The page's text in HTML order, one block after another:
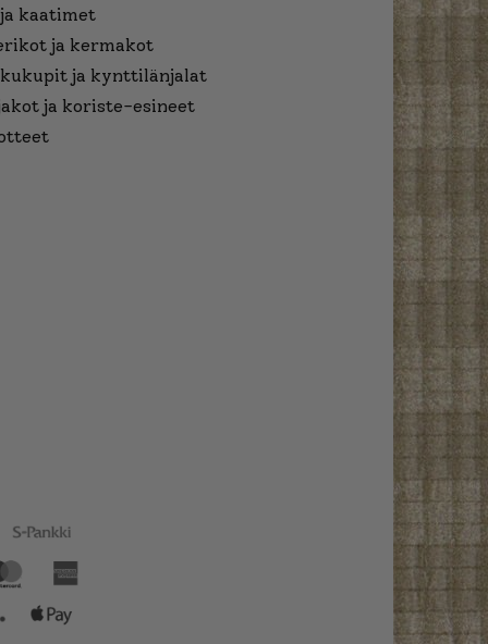
kaatimet
ja kermakot
ja kynttilänjalat
ja koriste-esineet